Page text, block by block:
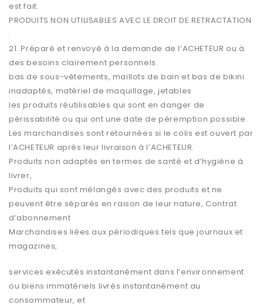
est fait.
PRODUITS NON UTILISABLES AVEC LE DROIT DE RETRACTATION
:
21. Préparé et renvoyé à la demande de l’ACHETEUR ou à
des besoins clairement personnels.
bas de sous-vêtements, maillots de bain et bas de bikini
inadaptés, matériel de maquillage, jetables
les produits réutilisables qui sont en danger de
périssabilité ou qui ont une date de péremption possible.
Les marchandises sont retournées si le colis est ouvert par
l’ACHETEUR après leur livraison à l’ACHETEUR.
Produits non adaptés en termes de santé et d’hygiène à
livrer,
Produits qui sont mélangés avec des produits et ne
peuvent être séparés en raison de leur nature, Contrat
d’abonnement
Marchandises liées aux périodiques tels que journaux et
magazines,
services exécutés instantanément dans l’environnement
ou biens immatériels livrés instantanément au
consommateur, et